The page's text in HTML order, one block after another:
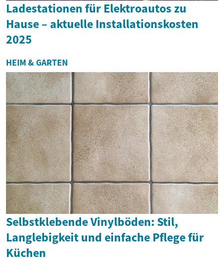
Ladestationen für Elektroautos zu
Hause – aktuelle Installationskosten
2025
HEIM & GARTEN
Selbstklebende Vinylböden: Stil,
Langlebigkeit und einfache Pflege für
Küchen